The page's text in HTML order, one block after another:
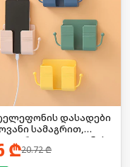
დასადები
სამაგრით,
ტელეფონის
₾20.72₾